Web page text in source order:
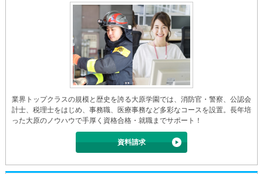
業界トップクラスの規模と歴史を誇る大原学園では、消防官・警察、公認会
計士、税理士をはじめ、事務職、医療事務など多彩なコースを設置。長年培
った大原のノウハウで手厚く資格合格・就職までサポート！
資料請求